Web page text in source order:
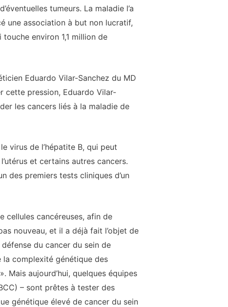
tumeurs. La maladie l’a
une association à but non lucratif,
environ 1,1 million de
Eduardo Vilar-Sanchez du MD
cette pression, Eduardo Vilar-
les cancers liés à la maladie de
virus de l’hépatite B, qui peut
et certains autres cancers.
des premiers tests cliniques d’un
cellules cancéreuses, afin de
nouveau, et il a déjà fait l’objet de
du cancer du sein de
complexité génétique des
Mais aujourd’hui, quelques équipes
– sont prêtes à tester des
génétique élevé de cancer du sein